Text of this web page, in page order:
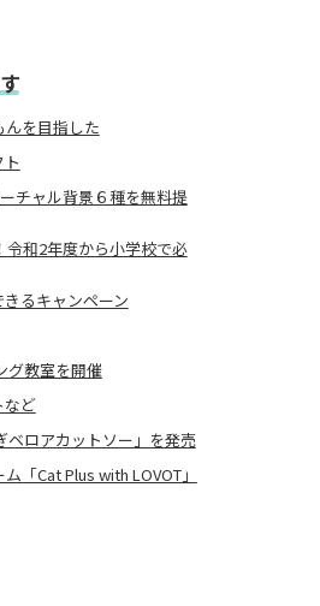
を目指した
チャル背景６種を無料提
令和2年度から小学校で必
るキャンペーン
グ教室を開催
など
ベロアカットソー」を発売
「Cat Plus with LOVOT」